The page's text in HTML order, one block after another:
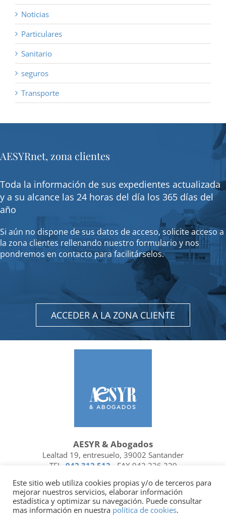
Noticias
Particulares
Sanitario
seguros
Transporte
AESYRnet, zona clientes
Toda la información de sus expedientes actualizada
y a su alcance las 24 horas del día los 365 días del
año
Si aún no dispone de sus datos de acceso, solicite acceso a
la zona clientes rellenando nuestro formulario y nos
pondremos en contacto para facilitárselos.
ACCEDER A LA ZONA CLIENTE
AESYR & Abogados
Lealtad 19, entresuelo, 39002 Santander
TEL. 942 312 512 - FAX 942 226 329
FacebookLinkedin
Socio de | Miembro de
Este sitio web utiliza cookies propias y/o de terceros para
mejorar nuestros servicios, elaborar información
estadística y optimizar su navegación. Puede consultar
mas información en nuestra política de cookies.